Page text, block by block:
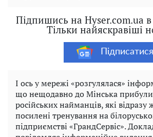
Підпишись на Hyser.com.ua
Тільки найяскравіші
Підписатися
І ось у мережі «розгулялася»
що нещодавно до Мінська
російських найманців, які
посилені тренування на
підприємстві «ГрандСервіс».